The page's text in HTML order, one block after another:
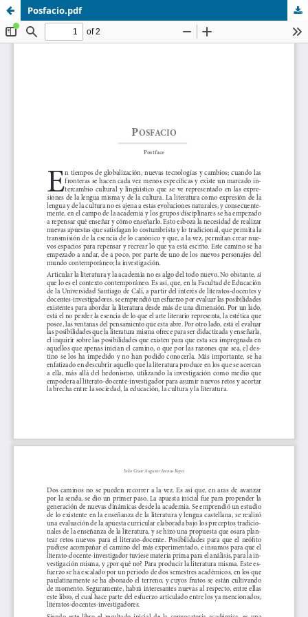
Posfacio.pdf